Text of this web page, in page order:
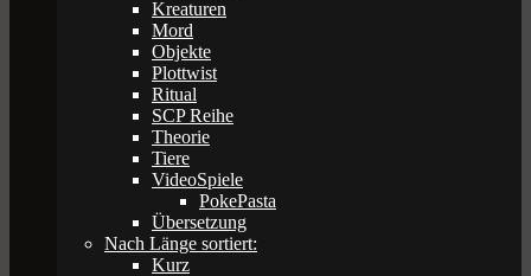
Kreaturen
Mord
Objekte
Plottwist
Ritual
SCP Reihe
Theorie
Tiere
VideoSpiele
PokePasta
Übersetzung
Nach Länge sortiert:
Kurz